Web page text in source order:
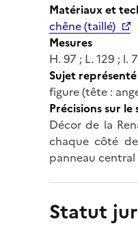
Matériaux et
chêne (taillé)
Mesures
H. 97 ; L. 129 ; l.
Sujet représenté
figure (tête :
Précisions sur
Décor de la
chaque côté
panneau central
Statut